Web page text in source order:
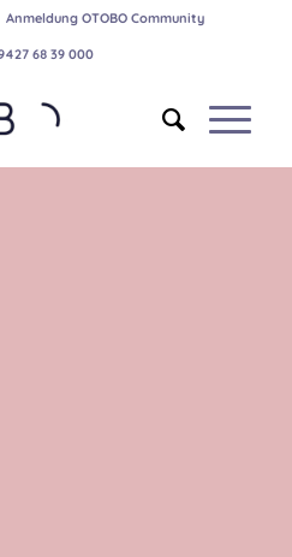
Anmeldung OTOBO Community
68 39 000